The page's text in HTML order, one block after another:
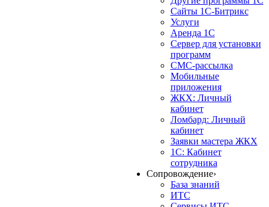
Сайты 1С-Битрикс
Услуги
Аренда 1С
Сервер для установки
программ
СМС-рассылка
Мобильные
приложения
ЖКХ: Личный
кабинет
Ломбард: Личный
кабинет
Заявки мастера ЖКХ
1С: Кабинет
сотрудника
Сопровождение›
База знаний
ИТС